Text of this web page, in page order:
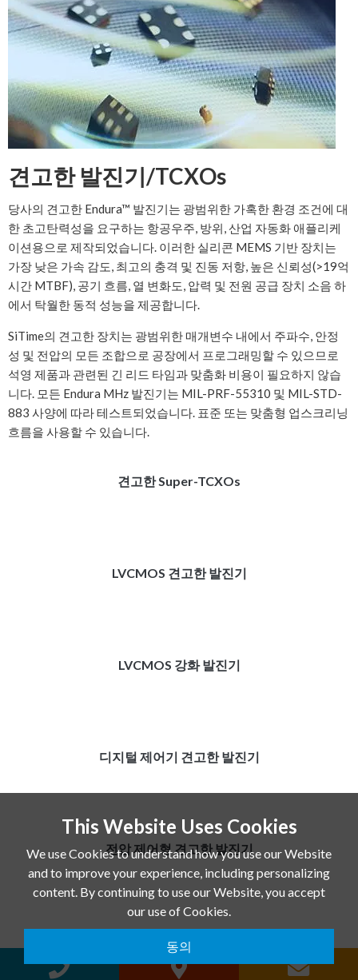
견고한 발진기/TCXOs
당사의 견고한 Endura™ 발진기는 광범위한 가혹한 환경 조건에 대
한 초고탄력성을 요구하는 항공우주, 방위, 산업 자동화 애플리케
이션용으로 제작되었습니다. 이러한 실리콘 MEMS 기반 장치는
가장 낮은 가속 감도, 최고의 충격 및 진동 저항, 높은 신뢰성(>19억
시간 MTBF), 공기 흐름, 열 변화도, 압력 및 전원 공급 장치 소음 하
에서 탁월한 동적 성능을 제공합니다.
SiTime의 견고한 장치는 광범위한 매개변수 내에서 주파수, 안정
성 및 전압의 모든 조합으로 공장에서 프로그래밍할 수 있으므로
석영 제품과 관련된 긴 리드 타임과 맞춤화 비용이 필요하지 않습
니다. 모든 Endura MHz 발진기는 MIL-PRF-55310 및 MIL-STD-
883 사양에 따라 테스트되었습니다. 표준 또는 맞춤형 업스크리닝
흐름을 사용할 수 있습니다.
견고한 Super-TCXOs
LVCMOS 견고한 발진기
LVCMOS 강화 발진기
디지털 제어기 견고한 발진기
전압 제어형 견고한 발진기
확산 스펙트럼 강화 발진기
This Website Uses Cookies
We use Cookies to understand how you use our Website
and to improve your experience, including personalizing
content. By continuing to use our Website, you accept
our use of Cookies.
동의